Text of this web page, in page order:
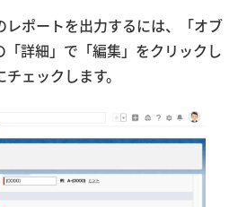
レポートを出力するには、「オブ
詳細」で「編集」をクリックし
ェックします。